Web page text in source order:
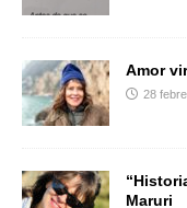
Amor
28
Maruri